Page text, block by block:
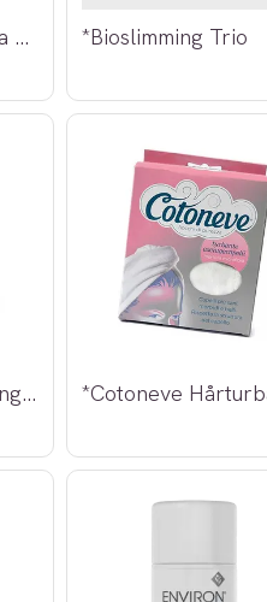
*Bioslimming 3 Ultra Slim Effect 100ml *Bioslimming Trio
*Cotoneve Exfoliating Pad *Cotoneve